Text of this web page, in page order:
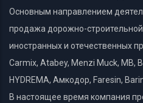
Основным направлением
продажа дорожно-строительной
иностранных и отечественных
Carmix, Atabey, Menzi Muck, MB,
HYDREMA, Амкодор, Faresin,
В настоящее время компания